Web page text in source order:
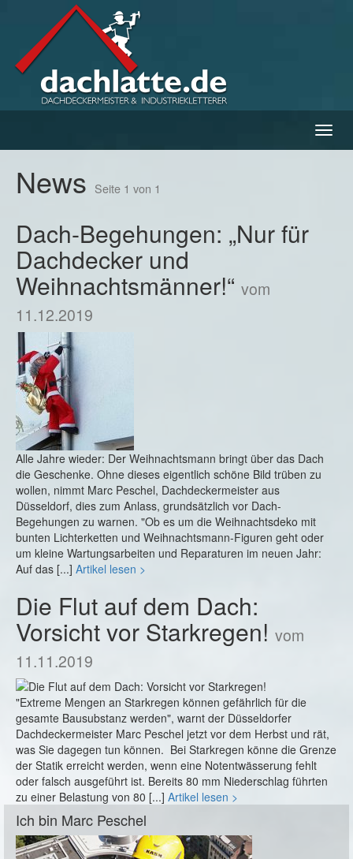
ein-/
News Seite 1 von 1
Dach-Begehungen: „Nur für
Dachdecker und
Weihnachtsmänner!“ vom
11.12.2019
Alle Jahre wieder: Der Weihnachtsmann bringt über das Dach
die Geschenke. Ohne dieses eigentlich schöne Bild trüben zu
wollen, nimmt Marc Peschel, Dachdeckermeister aus
Düsseldorf, dies zum Anlass, grundsätzlich vor Dach-
Begehungen zu warnen. "Ob es um die Weihnachtsdeko mit
bunten Lichterketten und Weihnachtsmann-Figuren geht oder
um kleine Wartungsarbeiten und Reparaturen im neuen Jahr:
Auf das [...] Artikel lesen >
Die Flut auf dem Dach:
Vorsicht vor Starkregen! vom
11.11.2019
"Extreme Mengen an Starkregen können gefährlich für die
gesamte Bausubstanz werden", warnt der Düsseldorfer
Dachdeckermeister Marc Peschel jetzt vor dem Herbst und rät,
was Sie dagegen tun können. Bei Starkregen könne die Grenze
der Statik erreicht werden, wenn eine Notentwässerung fehlt
oder falsch ausgeführt ist. Bereits 80 mm Niederschlag führten
zu einer Belastung von 80 [...] Artikel lesen >
Ich bin Marc Peschel